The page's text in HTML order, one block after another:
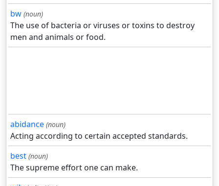
bw (noun)
The use of bacteria or viruses or toxins to destroy
men and animals or food.
abidance (noun)
Acting according to certain accepted standards.
best (noun)
The supreme effort one can make.